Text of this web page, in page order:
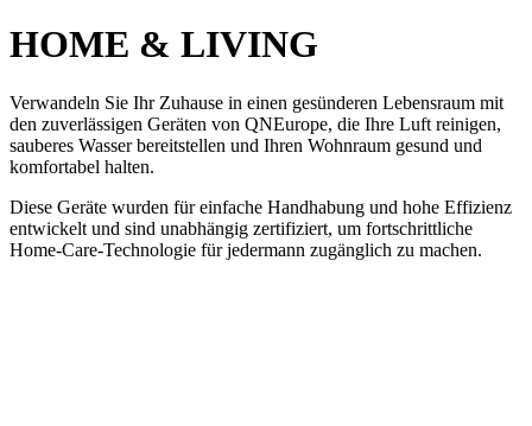
HOME & LIVING
Verwandeln Sie Ihr Zuhause in einen gesünderen Lebensraum mit
den zuverlässigen Geräten von QNEurope, die Ihre Luft reinigen,
sauberes Wasser bereitstellen und Ihren Wohnraum gesund und
komfortabel halten.
Diese Geräte wurden für einfache Handhabung und hohe Effizienz
entwickelt und sind unabhängig zertifiziert, um fortschrittliche
Home-Care-Technologie für jedermann zugänglich zu machen.